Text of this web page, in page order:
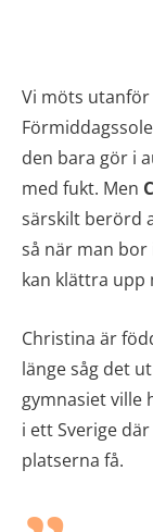
Vi möts
den bara gör i
med fukt. Men
särskilt berörd
så när man
kan klättra upp
Christina är
länge såg det
gymnasiet ville
i ett Sverige
platserna få.